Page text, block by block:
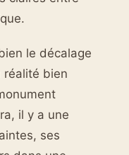
le décalage
réalité bien
il y a une
ses